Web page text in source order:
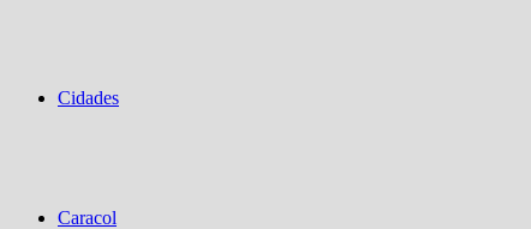
Cidades
Caracol